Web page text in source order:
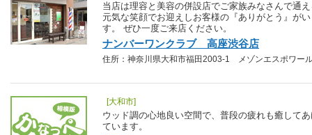
当店は理容と美容の併設店でご家族みなさんで通
元気な笑顔でお迎えしお客様の『ありがとう』が
す。 ぜひ一度ご来店ください。
ナンバーワンクラブ 高座渋谷店
住所：神奈川県大和市福田2003-1 メゾンエスポワー
[大和市]
ウッド調の心地良い空間で、普段の疲れも癒して
ています。